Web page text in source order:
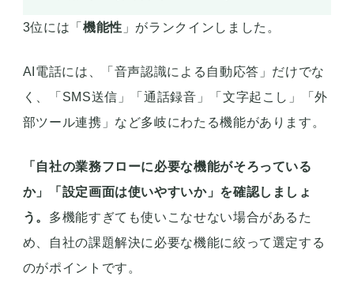
3位には「 機能性 」がランクインしました。
AI電話には、「音声認識による自動応答」だけでな
く、「SMS送信」「通話録音」「文字起こし」「外
部ツール連携」など多岐にわたる機能があります。
「自社の業務フローに必要な機能がそろっている
か」「設定画面は使いやすいか」を確認しましょ
う。 多機能すぎても使いこなせない場合があるた
め、自社の課題解決に必要な機能に絞って選定する
のがポイントです。